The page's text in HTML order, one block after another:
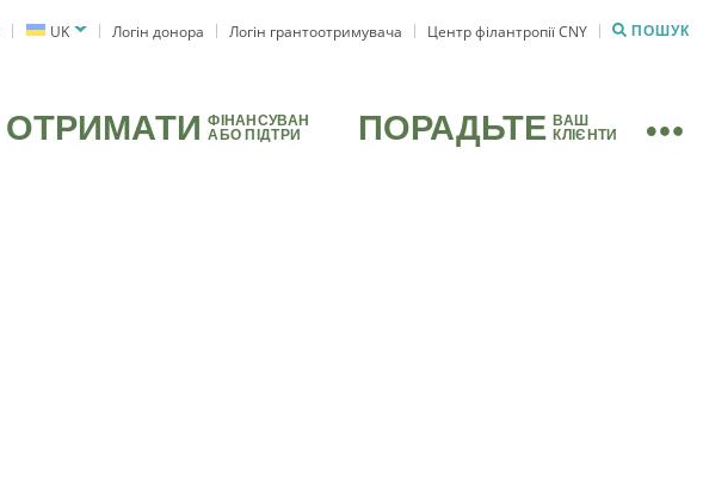
UK Логін донора Логін грантоотримувача Центр філантропії CNY ПОШУК
ОТРИМАТИ ФІНАНСУВАН
АБО ПІДТРИ ПОРАДЬТЕ ВАШ
КЛІЄНТИ